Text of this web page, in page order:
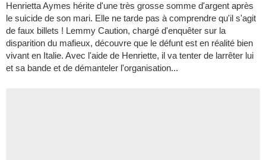
Henrietta Aymes hérite d'une très grosse somme d'argent après
le suicide de son mari. Elle ne tarde pas à comprendre qu'il s'agit
de faux billets ! Lemmy Caution, chargé d'enquêter sur la
disparition du mafieux, découvre que le défunt est en réalité bien
vivant en Italie. Avec l'aide de Henriette, il va tenter de larrêter lui
et sa bande et de démanteler l'organisation...